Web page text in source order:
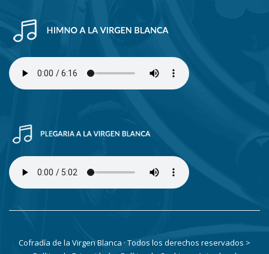
Cofradía de la Virgen Blanca · Todos los derechos reservados >